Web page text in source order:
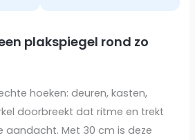
plakspiegel rond zo
hoeken: deuren, kasten,
doorbreekt dat ritme en trekt
aandacht. Met 30 cm is deze